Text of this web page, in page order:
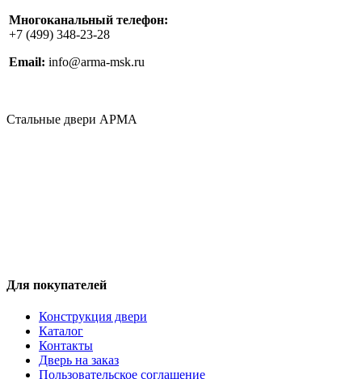
Многоканальный телефон:
‎+7 (499) 348-23-28
Email: info@arma-msk.ru
Стальные двери АРМА
Для покупателей
Конструкция двери
Каталог
Контакты
Дверь на заказ
Пользовательское соглашение